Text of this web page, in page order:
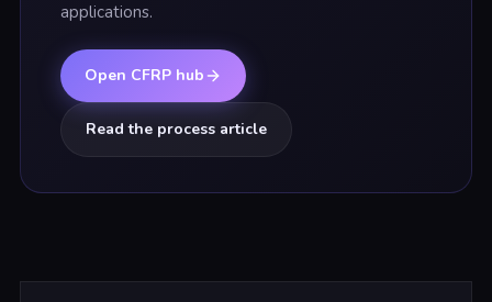
applications.
Open CFRP hub
Read the process article